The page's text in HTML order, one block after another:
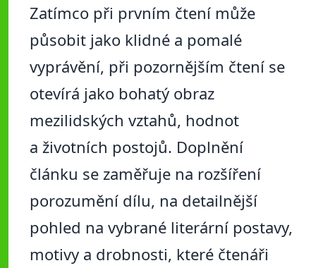
Zatímco při prvním čtení může
působit jako klidné a pomalé
vyprávění, při pozornějším čtení se
otevírá jako bohatý obraz
mezilidských vztahů, hodnot
a životních postojů. Doplnění
článku se zaměřuje na rozšíření
porozumění dílu, na detailnější
pohled na vybrané literární postavy,
motivy a drobnosti, které čtenáři